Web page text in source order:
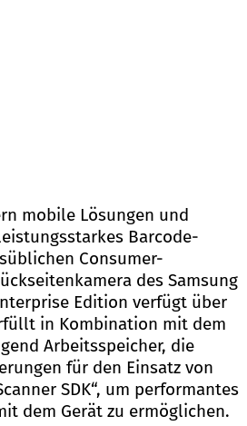
mobile Lösungen und
Barcode-
Consumer-
des Samsung
Edition verfügt über
in Kombination mit dem
Arbeitsspeicher, die
für den Einsatz von
SDK“, um performantes
dem Gerät zu ermöglichen.